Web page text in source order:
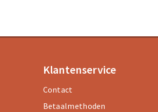
Klantenservice
Contact
Betaalmethoden